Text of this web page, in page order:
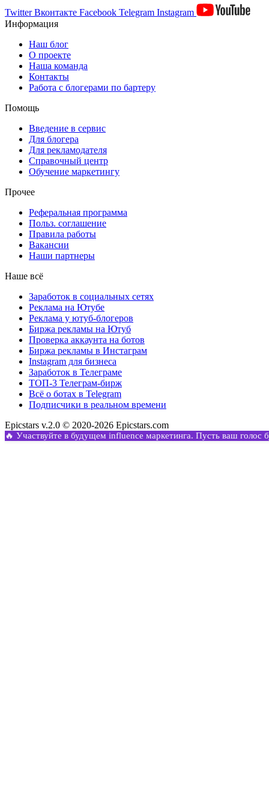
TwitterВконтакте Facebook Telegram Instagram
Информация
Наш блог
О проекте
Наша команда
Контакты
Работа с блогерами по бартеру
Помощь
Введение в сервис
Для блогера
Для рекламодателя
Справочный центр
Обучение маркетингу
Прочее
Реферальная программа
Польз. соглашение
Правила работы
Вакансии
Наши партнеры
Наше всё
Заработок в социальных сетях
Реклама на Ютубе
Реклама у ютуб-блогеров
Биржа рекламы на Ютуб
Проверка аккаунта на ботов
Биржа рекламы в Инстаграм
Instagram для бизнеса
Заработок в Телеграме
ТОП-3 Телеграм-бирж
Всё о ботах в Telegram
Подписчики в реальном времени
Epicstars v.2.0 © 2020-2026 Epicstars.com
🔥 Участвуйте в будущем influence маркетинга. Пусть ваш голос